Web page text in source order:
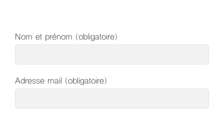
Nom et prénom (obligatoire)
Adresse mail (obligatoire)